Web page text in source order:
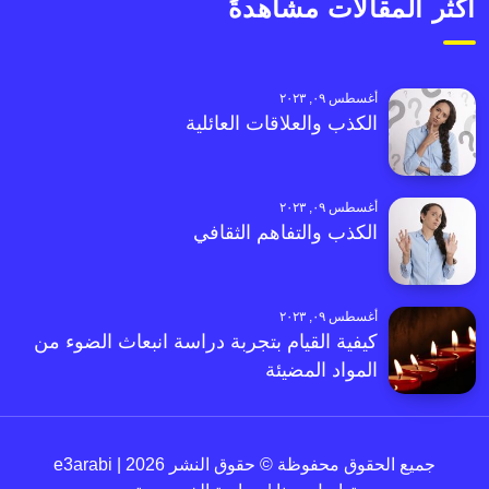
أكثر المقالات مشاهدةً
أغسطس ٠٩, ٢٠٢٣
الكذب والعلاقات العائلية
أغسطس ٠٩, ٢٠٢٣
الكذب والتفاهم الثقافي
أغسطس ٠٩, ٢٠٢٣
كيفية القيام بتجربة دراسة انبعاث الضوء من
المواد المضيئة
جميع الحقوق محفوظة © حقوق النشر 2026 | e3arabi